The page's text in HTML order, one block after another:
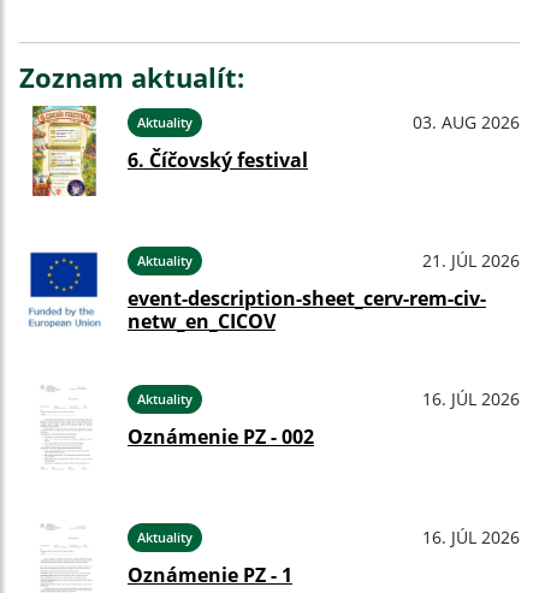
Zoznam aktualít:
Aktuality 03. AUG 2026
6. Číčovský festival
Aktuality 21. JÚL 2026
event-description-sheet_cerv-rem-civ-
netw_en_CICOV
Aktuality 16. JÚL 2026
Oznámenie PZ - 002
Aktuality 16. JÚL 2026
Oznámenie PZ - 1